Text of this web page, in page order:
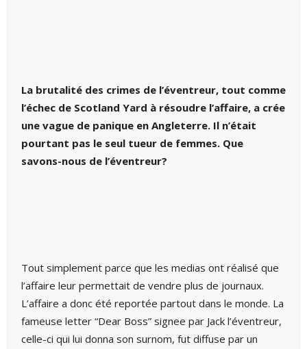
La brutalité des crimes de l’éventreur, tout comme
l’échec de Scotland Yard à résoudre l’affaire, a crée
une vague de panique en Angleterre. Il n’était
pourtant pas le seul tueur de femmes. Que
savons-nous de l’éventreur?
Tout simplement parce que les medias ont réalisé que
l’affaire leur permettait de vendre plus de journaux.
L’affaire a donc été reportée partout dans le monde. La
fameuse letter “Dear Boss” signee par Jack l’éventreur,
celle-ci qui lui donna son surnom, fut diffuse par un